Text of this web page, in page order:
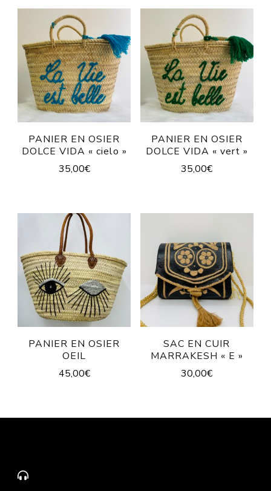
PANIER EN OSIER
DOLCE VIDA « cielo »
35,00€
PANIER EN OSIER
DOLCE VIDA « vert »
35,00€
PANIER EN OSIER
OEIL
45,00€
SAC EN CUIR
MARRAKESH « E »
30,00€